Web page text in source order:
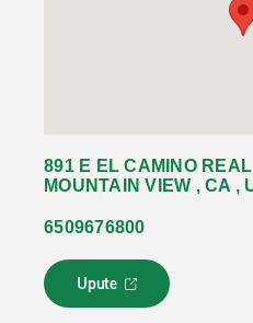
891 E EL CAMINO REAL
MOUNTAIN VIEW , CA ,
6509676800
Upute
L
i